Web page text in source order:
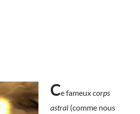
Ce fameuxcorps
astral (comme nous